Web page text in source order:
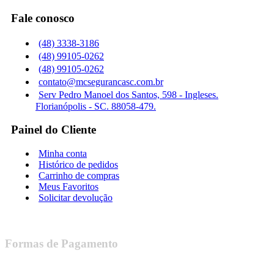
Fale conosco
(48) 3338-3186
(48) 99105-0262
(48) 99105-0262
contato@mcsegurancasc.com.br
Serv Pedro Manoel dos Santos, 598 - Ingleses.
Florianópolis - SC. 88058-479.
Painel do Cliente
Minha conta
Histórico de pedidos
Carrinho de compras
Meus Favoritos
Solicitar devolução
Formas de Pagamento